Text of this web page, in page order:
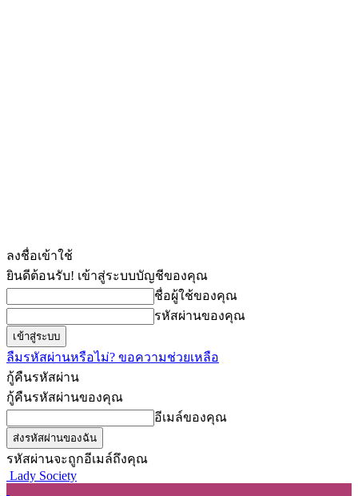
ลงชื่อเข้าใช้
ยินดีต้อนรับ! เข้าสู่ระบบบัญชีของคุณ
ชื่อผู้ใช้ของคุณ
รหัสผ่านของคุณ
ลืมรหัสผ่านหรือไม่? ขอความช่วยเหลือ
กู้คืนรหัสผ่าน
กู้คืนรหัสผ่านของคุณ
อีเมล์ของคุณ
รหัสผ่านจะถูกอีเมล์ถึงคุณ
Lady Society